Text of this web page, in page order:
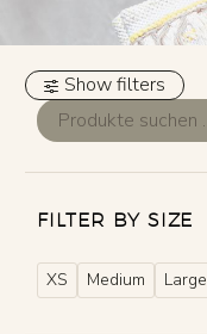
Show filters
FILTER BY SIZE
XS Medium Large